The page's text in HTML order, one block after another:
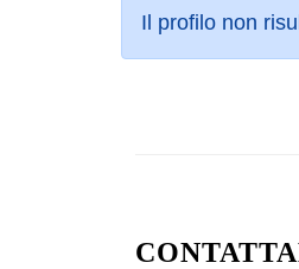
Il profilo non